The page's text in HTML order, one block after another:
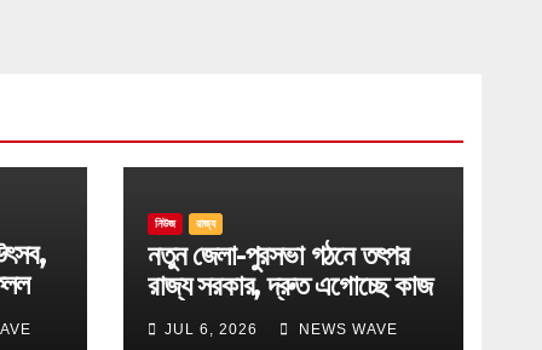
নিউজ রাজ্য
নতুন জেলা-পুরসভা গঠনে তৎপর
রাজ্য সরকার, দ্রুত এগোচ্ছে কাজ
JUL 6, 2026 NEWS WAVE